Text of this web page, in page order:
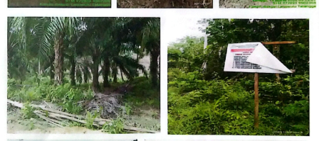
winner meski sempat menghadapi kendala long lap
penalty pada Race 1 hari sabtu kemarin.
“Alhamdulillah meski start dari grid belakang dan
ditambah long lap penalty karena melakukan kesalahan
saat QTT, tetap tidak melunturkan semangat saya
untuk raih podium di kelas tersebut,” beber Resky YH.
Hasil tersebut menempatkan Resky sebagai pemimpin